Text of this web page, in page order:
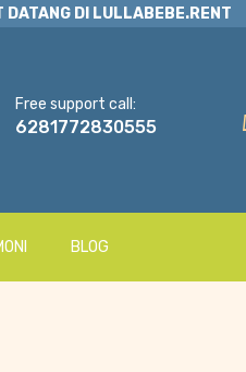
DATANG DI LULLABEBE.RENT
Free support call:
6281772830555
BLOG